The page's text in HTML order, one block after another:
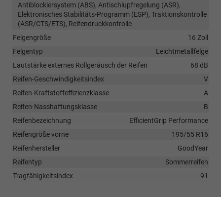
Antiblockiersystem (ABS), Antischlupfregelung (ASR),
Elektronisches Stabilitäts-Programm (ESP), Traktionskontrolle
(ASR/CTS/ETS), Reifendruckkontrolle
Felgengröße
16 Zoll
Felgentyp
Leichtmetallfelge
Lautstärke externes Rollgeräusch der Reifen
68 dB
Reifen-Geschwindigkeitsindex
V
Reifen-Kraftstoffeffizienzklasse
A
Reifen-Nasshaftungsklasse
B
Reifenbezeichnung
EfficientGrip Performance
Reifengröße vorne
195/55 R16
Reifenhersteller
GoodYear
Reifentyp
Sommerreifen
Tragfähigkeitsindex
91